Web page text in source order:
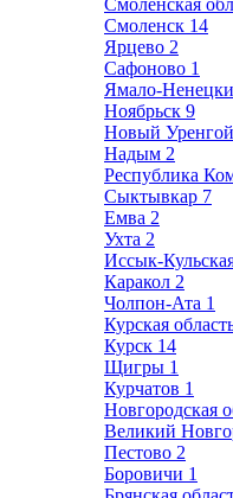
Смоленская
Смоленск 14
Ярцево 2
Сафоново 1
Ямало-
Ноябрьск 9
Новый Уренгой
Надым 2
Республика
Сыктывкар 7
Емва 2
Ухта 2
Иссык-
Каракол 2
Чолпон-Ата 1
Курская
Курск 14
Щигры 1
Курчатов 1
Новгородская
Великий
Пестово 2
Боровичи 1